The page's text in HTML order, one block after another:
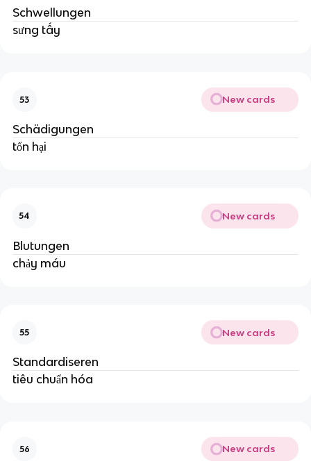
Schwellungen
sưng tấy
53 New cards
Schädigungen
tổn hại
54 New cards
Blutungen
chảy máu
55 New cards
Standardiseren
tiêu chuẩn hóa
56 New cards